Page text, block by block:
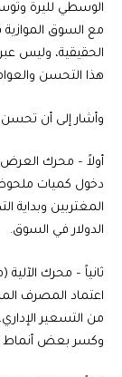
الوسطي لليرة
مع السوق
الحقيقية، وليس
هذا التحسن
وأشار إلى أن تحسن
أولاً – محرك
دخول كميات
المغتربين وبداية
الدولار في السوق.
ثانياً – محرك
اعتماد المصرف
من التسعير
وكسر بعض أنماط